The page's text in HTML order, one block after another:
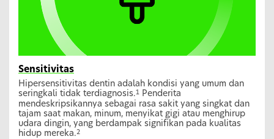
Sensitivitas
Hipersensitivitas dentin adalah kondisi yang umum dan
seringkali tidak terdiagnosis.1 Penderita
mendeskripsikannya sebagai rasa sakit yang singkat dan
tajam saat makan, minum, menyikat gigi atau menghirup
udara dingin, yang berdampak signifikan pada kualitas
hidup mereka.2